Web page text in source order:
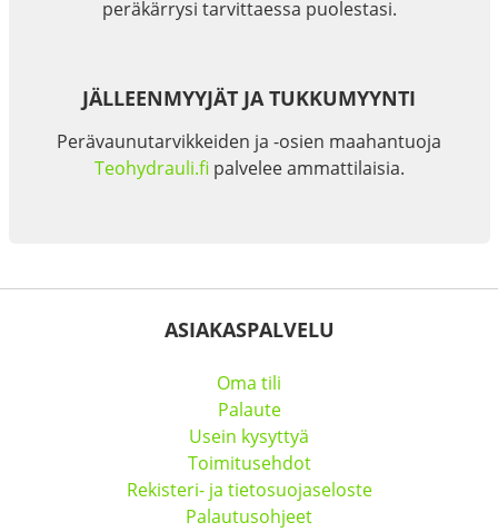
peräkärrysi tarvittaessa puolestasi.
JÄLLEENMYYJÄT JA TUKKUMYYNTI
Perävaunutarvikkeiden ja -osien maahantuoja
Teohydrauli.fi palvelee ammattilaisia.
ASIAKASPALVELU
Oma tili
Palaute
Usein kysyttyä
Toimitusehdot
Rekisteri- ja tietosuojaseloste
Palautusohjeet